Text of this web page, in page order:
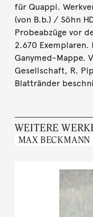
für Quappi.
(von B.b.) / Söhn
Probeabzüge vor
2.670 Exemplaren.
Ganymed-Mappe.
Gesellschaft, R.
Blattränder
WEITERE
MAX BECKMANN